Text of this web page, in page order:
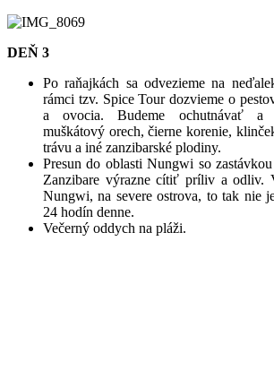
DEŇ 3
Po raňajkách sa odvezieme na
rámci tzv. Spice Tour dozvieme o
a ovocia. Budeme ochutnávať a
muškátový orech, čierne korenie,
trávu a iné zanzibarské plodiny.
Presun do oblasti Nungwi so
Zanzibare výrazne cítiť príliv a odliv.
Nungwi, na severe ostrova, to tak nie
24 hodín denne.
Večerný oddych na pláži.